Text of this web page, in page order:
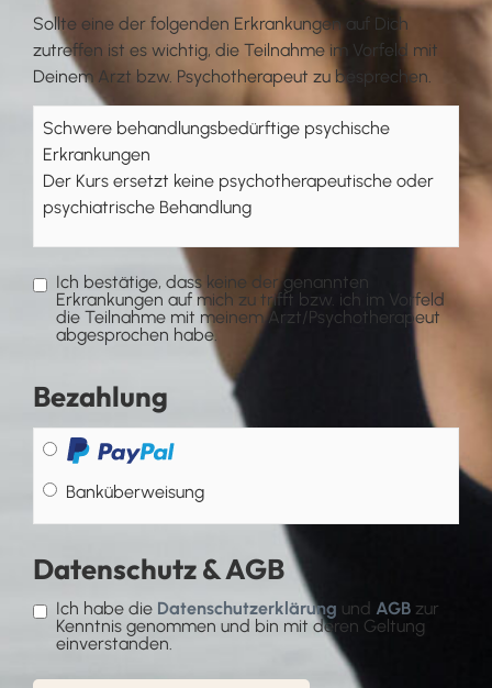
Sollte eine der folgenden Erkrankungen auf Dich
zutreffen ist es wichtig, die Teilnahme im Vorfeld mit
Deinem Arzt bzw. Psychotherapeut zu besprechen.
Schwere behandlungsbedürftige psychische
Erkrankungen
Der Kurs ersetzt keine psychotherapeutische oder
psychiatrische Behandlung
Ich bestätige, dass keine der genannten
Erkrankungen auf mich zu trifft bzw. ich im Vorfeld
die Teilnahme mit meinem Arzt/Psychotherapeut
abgesprochen habe.
Bezahlung
Banküberweisung
Datenschutz & AGB
Ich habe die Datenschutzerklärung und AGB zur
Kenntnis genommen und bin mit deren Geltung
einverstanden.